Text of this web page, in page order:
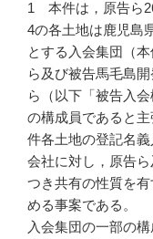
1 本件は，原告ら
4の各土地は鹿児島
とする入会集団（
ら及び被告馬毛島
ら（以下「被告入
の構成員であると
件各土地の登記名
会社に対し，原告
つき共有の性質を
める事案である。
入会集団の一部の